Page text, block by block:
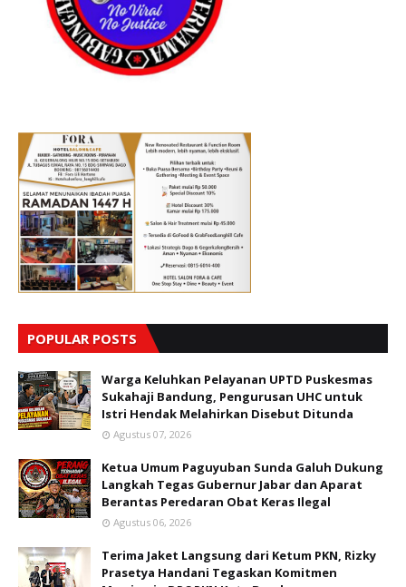
POPULAR POSTS
Warga Keluhkan Pelayanan UPTD Puskesmas
Sukahaji Bandung, Pengurusan UHC untuk
Istri Hendak Melahirkan Disebut Ditunda
Agustus 07, 2026
Ketua Umum Paguyuban Sunda Galuh Dukung
Langkah Tegas Gubernur Jabar dan Aparat
Berantas Peredaran Obat Keras Ilegal
Agustus 06, 2026
Terima Jaket Langsung dari Ketum PKN, Rizky
Prasetya Handani Tegaskan Komitmen